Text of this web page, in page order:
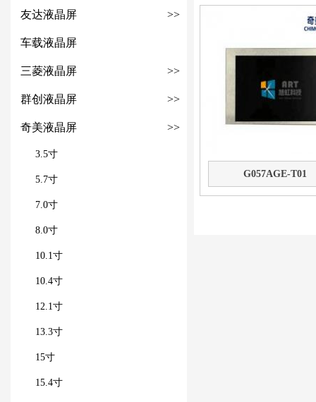
友达液晶屏 >>
车载液晶屏
三菱液晶屏 >>
群创液晶屏 >>
奇美液晶屏 >>
3.5寸
5.7寸
7.0寸
8.0寸
10.1寸
10.4寸
12.1寸
13.3寸
15寸
15.4寸
G057AGE-T01